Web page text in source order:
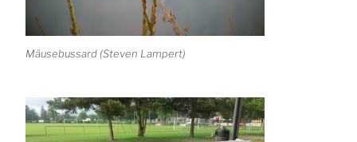
Mäusebussard (Steven Lampert)